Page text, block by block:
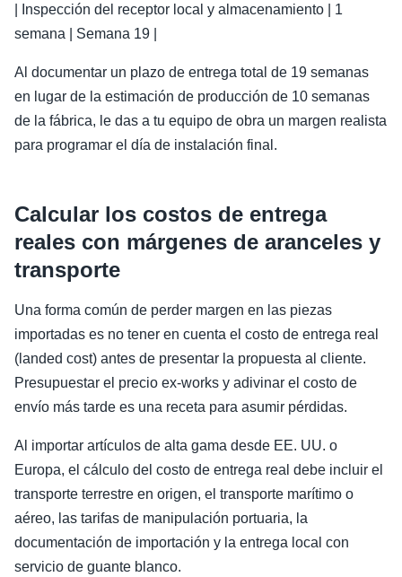
| Inspección del receptor local y almacenamiento | 1
semana | Semana 19 |
Al documentar un plazo de entrega total de 19 semanas
en lugar de la estimación de producción de 10 semanas
de la fábrica, le das a tu equipo de obra un margen realista
para programar el día de instalación final.
Calcular los costos de entrega
reales con márgenes de aranceles y
transporte
Una forma común de perder margen en las piezas
importadas es no tener en cuenta el costo de entrega real
(landed cost) antes de presentar la propuesta al cliente.
Presupuestar el precio ex-works y adivinar el costo de
envío más tarde es una receta para asumir pérdidas.
Al importar artículos de alta gama desde EE. UU. o
Europa, el cálculo del costo de entrega real debe incluir el
transporte terrestre en origen, el transporte marítimo o
aéreo, las tarifas de manipulación portuaria, la
documentación de importación y la entrega local con
servicio de guante blanco.